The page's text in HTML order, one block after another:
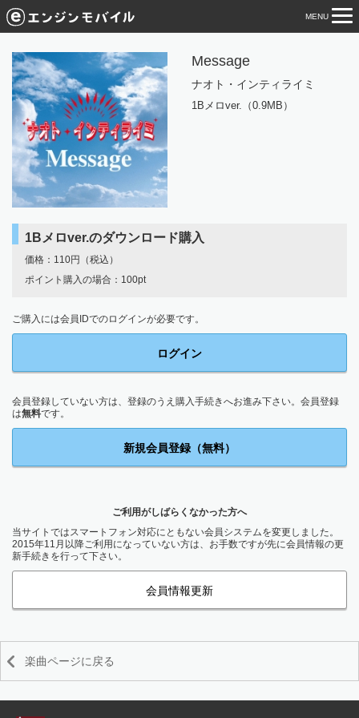
MENU
Message
ナオト・インティライミ
1Bメロver.（0.9MB）
1Bメロver.のダウンロード購入
価格：110円（税込）
ポイント購入の場合：100pt
ご購入には会員IDでのログインが必要です。
ログイン
会員登録していない方は、登録のうえ購入手続きへお進み下さい。会員登録
は無料です。
新規会員登録（無料）
ご利用がしばらくなかった方へ
当サイトではスマートフォン対応にともない会員システムを変更しました。
2015年11月以降ご利用になっていない方は、お手数ですが先に会員情報の更
新手続きを行って下さい。
会員情報更新
楽曲ページに戻る